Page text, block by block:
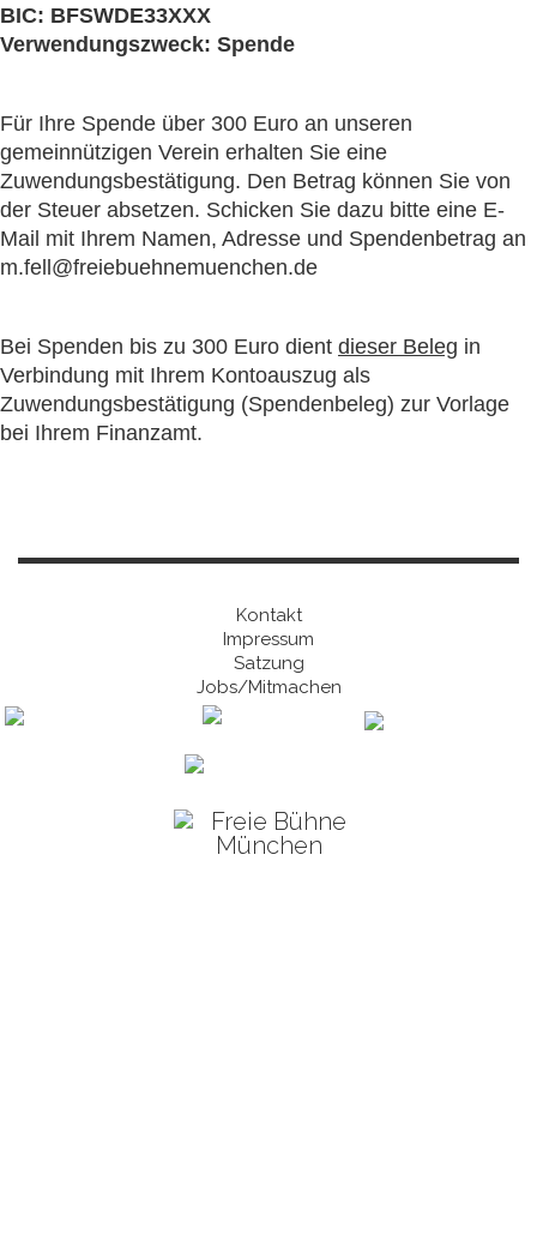
BIC: BFSWDE33XXX
Verwendungszweck: Spende
Für Ihre Spende über 300 Euro an unseren
gemeinnützigen Verein erhalten Sie eine
Zuwendungsbestätigung. Den Betrag können Sie von
der Steuer absetzen. Schicken Sie dazu bitte eine E-
Mail mit Ihrem Namen, Adresse und Spendenbetrag an
m.fell@freiebuehnemuenchen.de
Bei Spenden bis zu 300 Euro dient dieser Beleg in
Verbindung mit Ihrem Kontoauszug als
Zuwendungsbestätigung (Spendenbeleg) zur Vorlage
bei Ihrem Finanzamt.
Kontakt
Impressum
Satzung
Jobs/Mitmachen